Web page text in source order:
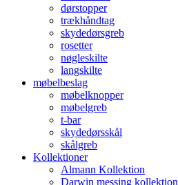
dørstopper
trækhåndtag
skydedørsgreb
rosetter
nøgleskilte
langskilte
møbelbeslag
møbelknopper
møbelgreb
t-bar
skydedørsskål
skålgreb
Kollektioner
Almann Kollektion
Darwin messing kollektion